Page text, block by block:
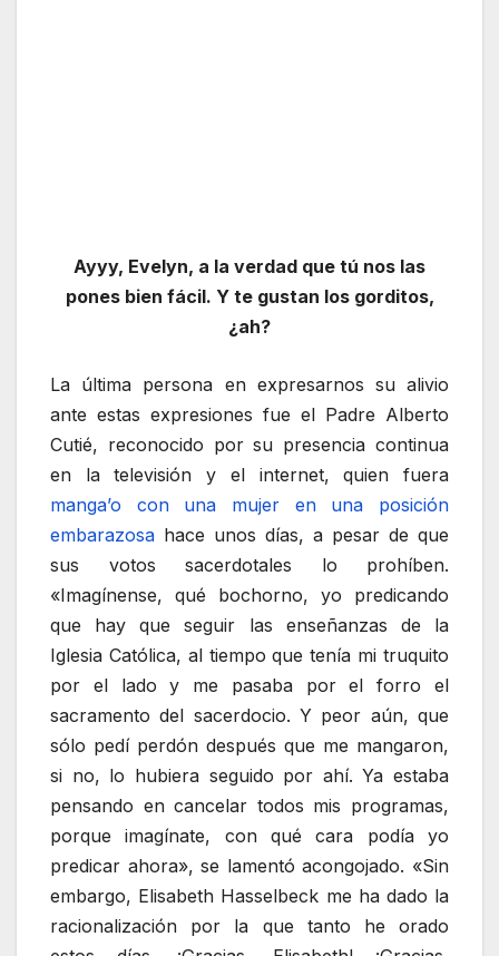
Ayyy, Evelyn, a la verdad que tú nos las
pones bien fácil. Y te gustan los gorditos,
¿ah?
La última persona en expresarnos su alivio
ante estas expresiones fue el Padre Alberto
Cutié, reconocido por su presencia continua
en la televisión y el internet, quien fuera
manga’o con una mujer en una posición
embarazosa hace unos días, a pesar de que
sus votos sacerdotales lo prohíben.
«Imagínense, qué bochorno, yo predicando
que hay que seguir las enseñanzas de la
Iglesia Católica, al tiempo que tenía mi truquito
por el lado y me pasaba por el forro el
sacramento del sacerdocio. Y peor aún, que
sólo pedí perdón después que me mangaron,
si no, lo hubiera seguido por ahí. Ya estaba
pensando en cancelar todos mis programas,
porque imagínate, con qué cara podía yo
predicar ahora», se lamentó acongojado. «Sin
embargo, Elisabeth Hasselbeck me ha dado la
racionalización por la que tanto he orado